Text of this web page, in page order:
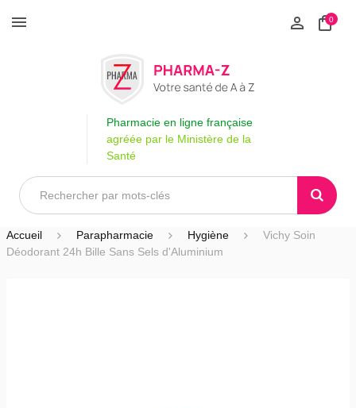
0
Pharmacie en ligne française
agréée par le Ministère de la
Santé
Accueil Parapharmacie Hygiène
Vichy Soin
Déodorant 24h Bille Sans Sels d'Aluminium